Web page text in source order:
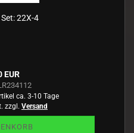
22X-4
EUR
ca. 3-10 Tage
zzgl. Versand